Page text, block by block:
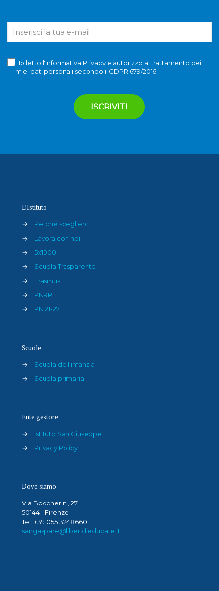
Ho letto l'Informativa Privacye autorizzo al trattamento dei
miei dati personali secondo il GDPR 679/2016.
L’Istituto
→
Perché sceglierci
→
Lavora con noi
→
5x1000
→
Scuola Trasparente
→
Erasmus+
→
PNRR
→
PN 21-27
Scuole
→
Scuola dell'infanzia
→
Scuola primaria
Ente gestore
→
Istituto San Giuseppe
→
Privacy Policy
Dove siamo
Via Boccherini, 27
50144 - Firenze
Tel: +39 055 3248660
sangaspare@liberidieducare.it